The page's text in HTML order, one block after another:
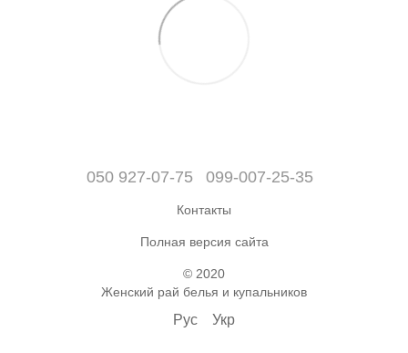
050 927-07-75 099-007-25-35
Контакты
Полная версия сайта
© 2020
Женский рай белья и купальников
Рус Укр